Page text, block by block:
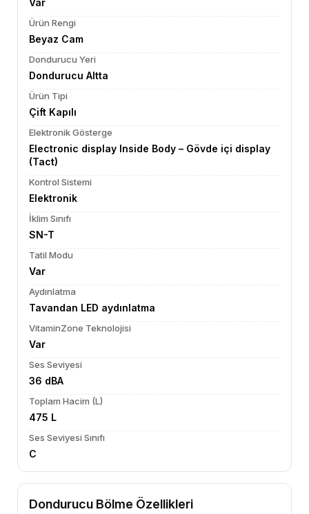
Var
Ürün Rengi
Beyaz Cam
Dondurucu Yeri
Dondurucu Altta
Ürün Tipi
Çift Kapılı
Elektronik Gösterge
Electronic display Inside Body – Gövde içi display
(Tact)
Kontrol Sistemi
Elektronik
İklim Sınıfı
SN-T
Tatil Modu
Var
Aydınlatma
Tavandan LED aydınlatma
VitaminZone Teknolojisi
Var
Ses Seviyesi
36 dBA
Toplam Hacim (L)
475 L
Ses Seviyesi Sınıfı
C
Dondurucu Bölme Özellikleri